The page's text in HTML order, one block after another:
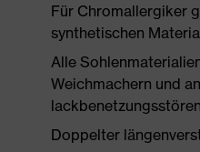
Für Chromallergiker
synthetischen
Alle
Weichmachern und
Doppelter